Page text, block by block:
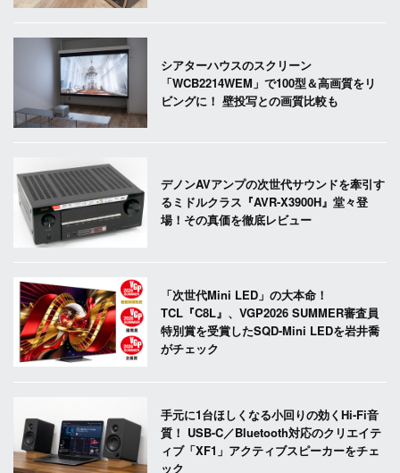
シアターハウスのスクリーン
「WCB2214WEM」で100型＆高画質をリ
ビングに！ 壁投写との画質比較も
デノンAVアンプの次世代サウンドを牽引す
るミドルクラス『AVR-X3900H』堂々登
場！その真価を徹底レビュー
「次世代Mini LED」の大本命！
TCL『C8L』、VGP2026 SUMMER審査員
特別賞を受賞したSQD-Mini LEDを岩井喬
がチェック
手元に1台ほしくなる小回りの効くHi-Fi音
質！ USB-C／Bluetooth対応のクリエイテ
ィブ「XF1」アクティブスピーカーをチェ
ック